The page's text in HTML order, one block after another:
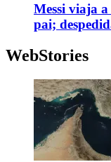
Messi viaja
pai;
WebStories